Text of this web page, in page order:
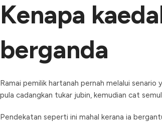
Kenapa
berganda
Ramai pemilik hartanah pernah melalui
pula cadangkan tukar jubin, kemudian cat
Pendekatan seperti ini mahal kerana ia